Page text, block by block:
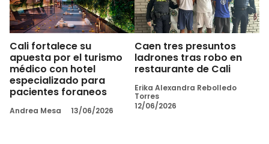
Cali fortalece su
apuesta por el turismo
médico con hotel
especializado para
pacientes foraneos
Andrea Mesa 13/06/2026
Caen tres presuntos
ladrones tras robo en
restaurante de Cali
Erika Alexandra Rebolledo
Torres
12/06/2026